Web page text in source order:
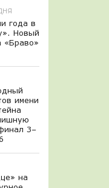
года в
Новый
«Браво»
имени
3–
на